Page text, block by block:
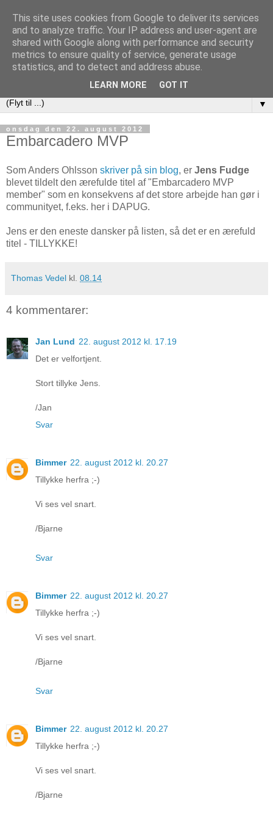
DAPUG
Database Application Programmers Users Group (Danish
Embarcadero User Group)
▼
onsdag den 22. august 2012
Embarcadero MVP
Som Anders Ohlsson skriver på sin blog, er Jens Fudge
blevet tildelt den ærefulde titel af "Embarcadero MVP
member" som en konsekvens af det store arbejde han gør i
communityet, f.eks. her i DAPUG.
Jens er den eneste dansker på listen, så det er en ærefuld
titel - TILLYKKE!
Thomas Vedel kl. 08.14
4 kommentarer:
Jan Lund 22. august 2012 kl. 17.19
Det er velfortjent.
Stort tillyke Jens.
/Jan
Svar
Bimmer 22. august 2012 kl. 20.27
Tillykke herfra ;-)
Vi ses vel snart.
/Bjarne
Svar
Bimmer 22. august 2012 kl. 20.27
Tillykke herfra ;-)
Vi ses vel snart.
/Bjarne
Svar
Bimmer 22. august 2012 kl. 20.27
Tillykke herfra ;-)
Vi ses vel snart.
/Bjarne
This site uses cookies from Google to deliver its services
and to analyze traffic. Your IP address and user-agent are
shared with Google along with performance and security
metrics to ensure quality of service, generate usage
statistics, and to detect and address abuse.
LEARN MORE GOT IT